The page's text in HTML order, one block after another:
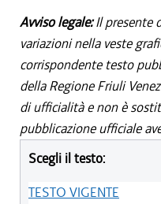
Avviso legale:Il presente
variazioni nella veste
corrispondente testo
della Regione Friuli
di ufficialità e non è
pubblicazione ufficiale
Scegli il testo:
TESTO VIGENTE